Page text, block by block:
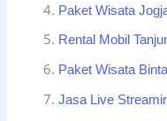
Paket Wisata
Rental Mobil
Paket Wisata
Jasa Live